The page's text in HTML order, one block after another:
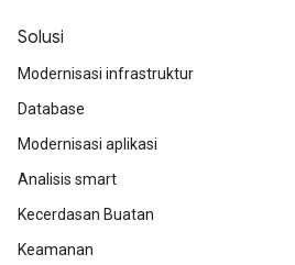
Solusi
Modernisasi infrastruktur
Database
Modernisasi aplikasi
Analisis smart
Kecerdasan Buatan
Keamanan